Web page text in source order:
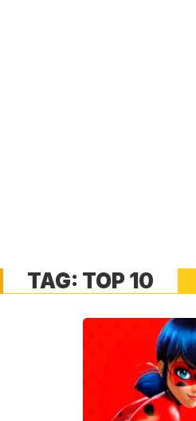
TAG: TOP 10